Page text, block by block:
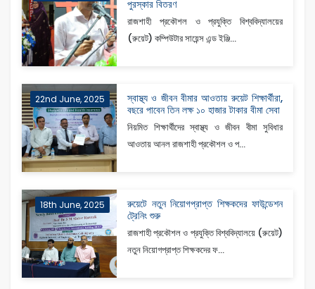
পুরস্কার বিতরণ
রাজশাহী প্রকৌশল ও প্রযুক্তি বিশ্ববিদ্যালয়ের
(রুয়েট) কম্পিউটার সায়েন্স এন্ড ইঞ্জি...
22nd June, 2025
স্বাস্থ্য ও জীবন বীমার আওতায় রুয়েট শিক্ষার্থীরা,
বছরে পাবেন তিন লক্ষ ১০ হাজার টাকার বীমা সেবা
নিয়মিত শিক্ষার্থীদের স্বাস্থ্য ও জীবন বীমা সুবিধার
আওতায় আনল রাজশাহী প্রকৌশল ও প...
18th June, 2025
রুয়েটে নতুন নিয়োগপ্রাপ্ত শিক্ষকদের ফাউন্ডেশন
ট্রেনিং শুরু
রাজশাহী প্রকৌশল ও প্রযুক্তি বিশ্ববিদ্যালয়ে (রুয়েট)
নতুন নিয়োগপ্রাপ্ত শিক্ষকদের ফ...